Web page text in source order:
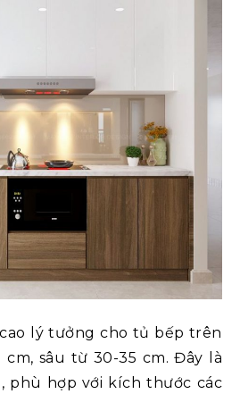
lý tưởng cho tủ bếp trên
sâu từ 30-35 cm. Đây là
phù hợp với kích thước các